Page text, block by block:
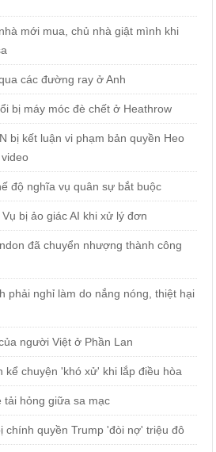
mới mua, chủ nhà giật mình khi
các đường ray ở Anh
bị máy móc đè chết ở Heathrow
bị kết luận vi phạm bản quyền Heo
độ nghĩa vụ quân sự bắt buộc
bị ảo giác AI khi xử lý đơn
đã chuyển nhượng thành công
phải nghỉ làm do nắng nóng, thiệt hại
người Việt ở Phần Lan
kể chuyện 'khó xử' khi lắp điều hòa
tải hỏng giữa sa mạc
chính quyền Trump 'đòi nợ' triệu đô